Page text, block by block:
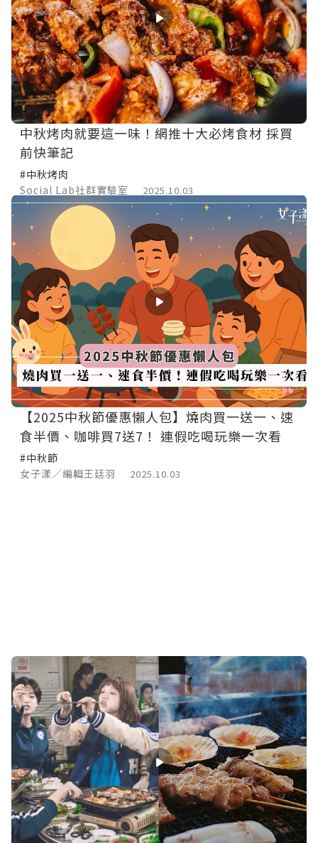
中秋烤肉就要這一味！網推十大必烤食材 採買
前快筆記
#中秋烤肉
Social Lab社群實驗室
2025.10.03
【2025中秋節優惠懶人包】燒肉買一送一、速
食半價、咖啡買7送7！ 連假吃喝玩樂一次看
#中秋節
女子漾／編輯王廷羽
2025.10.03